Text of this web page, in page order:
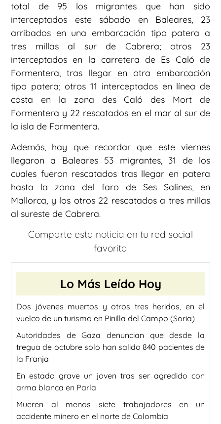
total de 95 los migrantes que han sido
interceptados este sábado en Baleares, 23
arribados en una embarcación tipo patera a
tres millas al sur de Cabrera; otros 23
interceptados en la carretera de Es Caló de
Formentera, tras llegar en otra embarcación
tipo patera; otros 11 interceptados en línea de
costa en la zona des Caló des Mort de
Formentera y 22 rescatados en el mar al sur de
la isla de Formentera.
Además, hay que recordar que este viernes
llegaron a Baleares 53 migrantes, 31 de los
cuales fueron rescatados tras llegar en patera
hasta la zona del faro de Ses Salines, en
Mallorca, y los otros 22 rescatados a tres millas
al sureste de Cabrera.
Comparte esta noticia en tu red social
favorita
Lo Más Leído Hoy
Dos jóvenes muertos y otros tres heridos, en el
vuelco de un turismo en Pinilla del Campo (Soria)
Autoridades de Gaza denuncian que desde la
tregua de octubre solo han salido 840 pacientes de
la Franja
En estado grave un joven tras ser agredido con
arma blanca en Parla
Mueren al menos siete trabajadores en un
accidente minero en el norte de Colombia